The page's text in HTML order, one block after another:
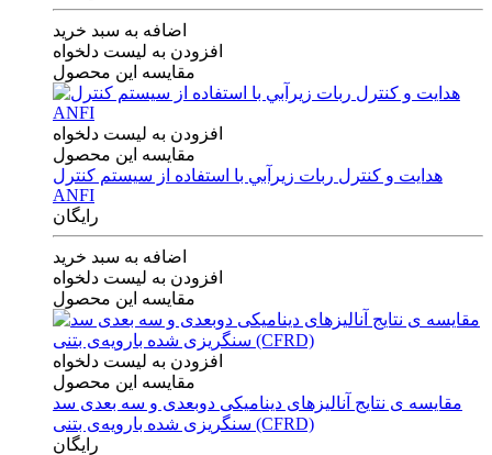
اضافه به سبد خرید
افزودن به لیست دلخواه
مقایسه این محصول
افزودن به لیست دلخواه
مقایسه این محصول
هدايت و كنترل ربات زيرآبي با استفاده از سيستم كنترل
ANFI
رایگان
اضافه به سبد خرید
افزودن به لیست دلخواه
مقایسه این محصول
افزودن به لیست دلخواه
مقایسه این محصول
مقایسه ی‌ نتایج آنالیزهای‌ دینامیکی‌ دوبعدی‌ و‌ سه بعدی‌ سد
سنگریزی‌ شده با‌رویه‌ی‌ بتنی‌ (CFRD)
رایگان